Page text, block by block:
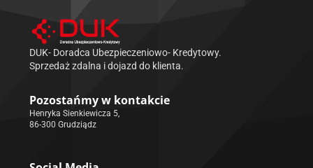
DUK- Doradca Ubezpieczeniowo- Kredytowy.
Sprzedaż zdalna i dojazd do klienta.
Pozostańmy w kontakcie
Henryka Sienkiewicza 5,
86-300 Grudziądz